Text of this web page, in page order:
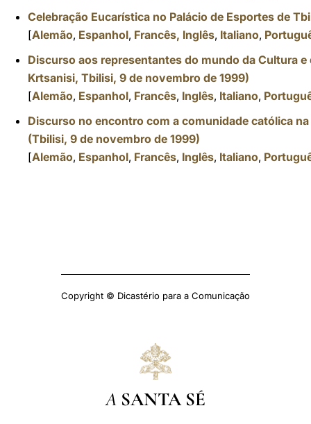
Celebração Eucarística no Palácio de Esportes de
[Alemão, Espanhol, Francês, Inglês, Italiano,
Discurso aos representantes do mundo da Cultura e
Krtsanisi, Tbilisi, 9 de novembro de 1999)
[Alemão, Espanhol, Francês, Inglês, Italiano,
Discurso no encontro com a comunidade católica
(Tbilisi, 9 de novembro de 1999)
[Alemão, Espanhol, Francês, Inglês, Italiano,
Copyright © Dicastério para a Comunicação
A SANTA SÉ